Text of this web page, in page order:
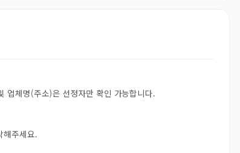
업체명(주소)은 선정자만 확인 가능합니다.
해주세요.